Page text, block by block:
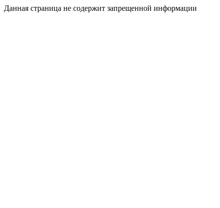
Данная страница не содержит запрещенной информации